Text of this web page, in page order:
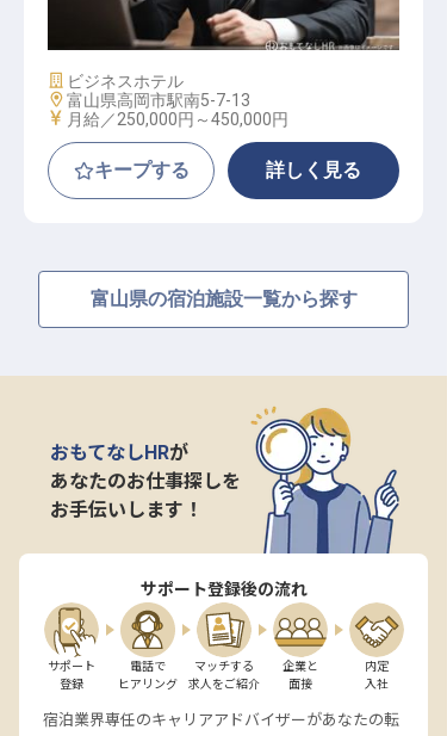
施設業態
ビジネスホテル
勤務地
富山県高岡市駅南5-7-13
給与
月給／250,000円～450,000円
キープする 詳しく見る
富山県の宿泊施設一覧から探す
おもてなしHRが
あなたのお仕事探しを
お手伝いします！
サポート登録後の流れ
サポート
登録
電話で
ヒアリング
マッチする
求人をご紹介
企業と
面接
内定
入社
宿泊業界専任のキャリアアドバイザーがあなたの転